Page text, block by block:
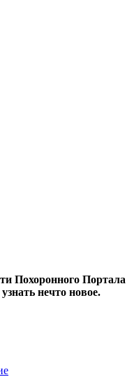
Похоронного Портала
нечто новое.